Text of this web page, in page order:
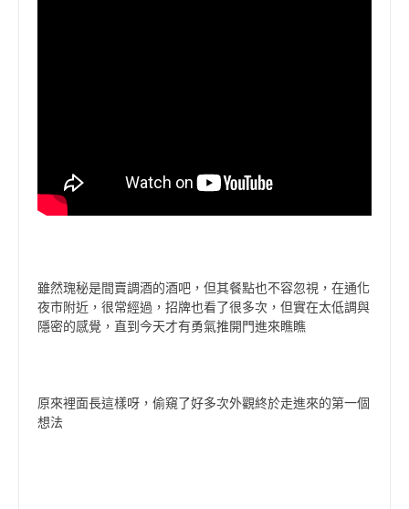
雖然瑰秘是間賣調酒的酒吧，但其餐點也不容忽視，在通化
夜市附近，很常經過，招牌也看了很多次，但實在太低調與
隱密的感覺，直到今天才有勇氣推開門進來瞧瞧
原來裡面長這樣呀，偷窺了好多次外觀終於走進來的第一個
想法